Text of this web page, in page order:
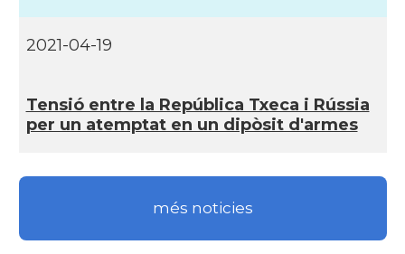
2021-04-19
Tensió entre la República Txeca i Rússia
per un atemptat en un dipòsit d'armes
més noticies